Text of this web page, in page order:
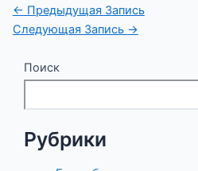
Навигация
по
← Предыдущая Запись
Следующая Запись →
Поиск
Рубрики